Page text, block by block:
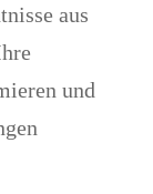
aus
und